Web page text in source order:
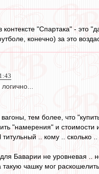
контексте "Спартака" -
конечно) за это
тем более, что
"намерения" и стоимости
.. кому .. сколько ..
Баварии не уровневая ..
чашку мог